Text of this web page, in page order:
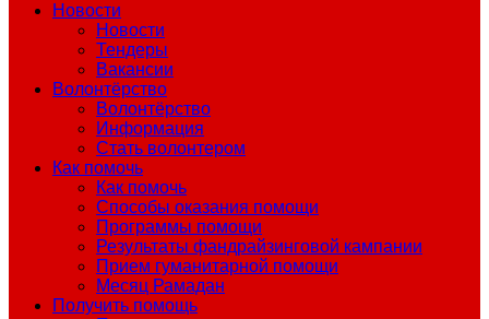
Новости
Новости
Тендеры
Вакансии
Волонтёрство
Волонтёрство
Информация
Стать волонтером
Как помочь
Как помочь
Способы оказания помощи
Программы помощи
Результаты фандрайзинговой кампании
Прием гуманитарной помощи
Месяц Рамадан
Получить помощь